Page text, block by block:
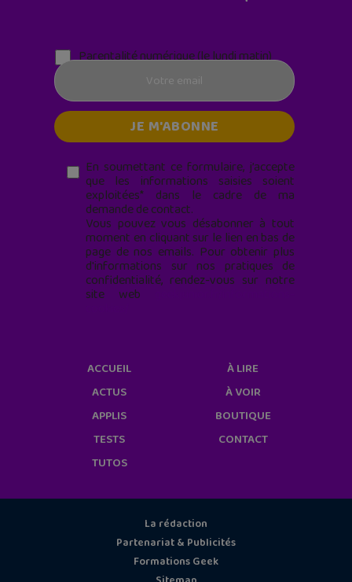
Parentalité numérique (le lundi matin)
En soumettant ce formulaire, j’accepte
que les informations saisies soient
exploitées* dans le cadre de ma
demande de contact.
Vous pouvez vous désabonner à tout
moment en cliquant sur le lien en bas de
page de nos emails. Pour obtenir plus
d'informations sur nos pratiques de
confidentialité, rendez-vous sur notre
site web
ACCUEIL
ACTUS
APPLIS
TESTS
TUTOS
À LIRE
À VOIR
BOUTIQUE
CONTACT
La rédaction
Partenariat & Publicités
Formations Geek